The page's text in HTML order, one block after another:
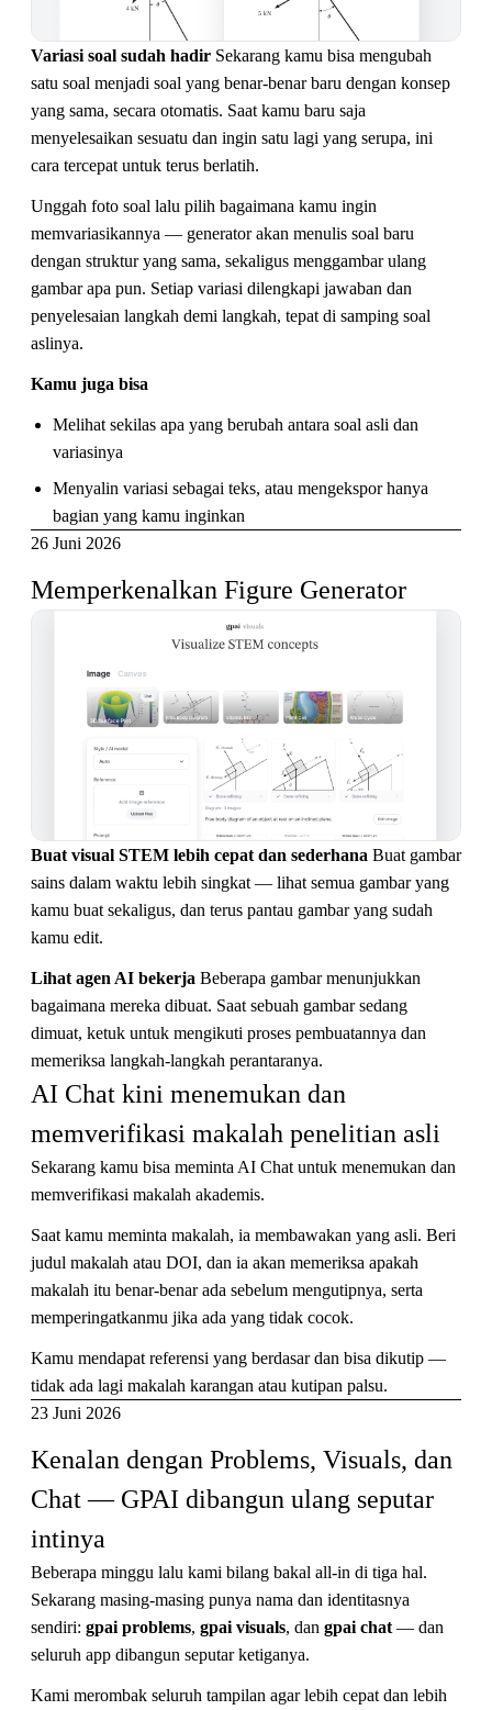
Variasi soal sudah hadir Sekarang kamu bisa mengubah
satu soal menjadi soal yang benar-benar baru dengan konsep
yang sama, secara otomatis. Saat kamu baru saja
menyelesaikan sesuatu dan ingin satu lagi yang serupa, ini
cara tercepat untuk terus berlatih.
Unggah foto soal lalu pilih bagaimana kamu ingin
memvariasikannya — generator akan menulis soal baru
dengan struktur yang sama, sekaligus menggambar ulang
gambar apa pun. Setiap variasi dilengkapi jawaban dan
penyelesaian langkah demi langkah, tepat di samping soal
aslinya.
Kamu juga bisa
Melihat sekilas apa yang berubah antara soal asli dan
variasinya
Menyalin variasi sebagai teks, atau mengekspor hanya
bagian yang kamu inginkan
26 Juni 2026
Memperkenalkan Figure Generator
Buat visual STEM lebih cepat dan sederhana Buat gambar
sains dalam waktu lebih singkat — lihat semua gambar yang
kamu buat sekaligus, dan terus pantau gambar yang sudah
kamu edit.
Lihat agen AI bekerja Beberapa gambar menunjukkan
bagaimana mereka dibuat. Saat sebuah gambar sedang
dimuat, ketuk untuk mengikuti proses pembuatannya dan
memeriksa langkah-langkah perantaranya.
AI Chat kini menemukan dan
memverifikasi makalah penelitian asli
Sekarang kamu bisa meminta AI Chat untuk menemukan dan
memverifikasi makalah akademis.
Saat kamu meminta makalah, ia membawakan yang asli. Beri
judul makalah atau DOI, dan ia akan memeriksa apakah
makalah itu benar-benar ada sebelum mengutipnya, serta
memperingatkanmu jika ada yang tidak cocok.
Kamu mendapat referensi yang berdasar dan bisa dikutip —
tidak ada lagi makalah karangan atau kutipan palsu.
23 Juni 2026
Kenalan dengan Problems, Visuals, dan
Chat — GPAI dibangun ulang seputar
intinya
Beberapa minggu lalu kami bilang bakal all-in di tiga hal.
Sekarang masing-masing punya nama dan identitasnya
sendiri: gpai problems, gpai visuals, dan gpai chat — dan
seluruh app dibangun seputar ketiganya.
Kami merombak seluruh tampilan agar lebih cepat dan lebih